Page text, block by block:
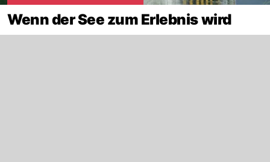
Wenn der See zum Erlebnis wird